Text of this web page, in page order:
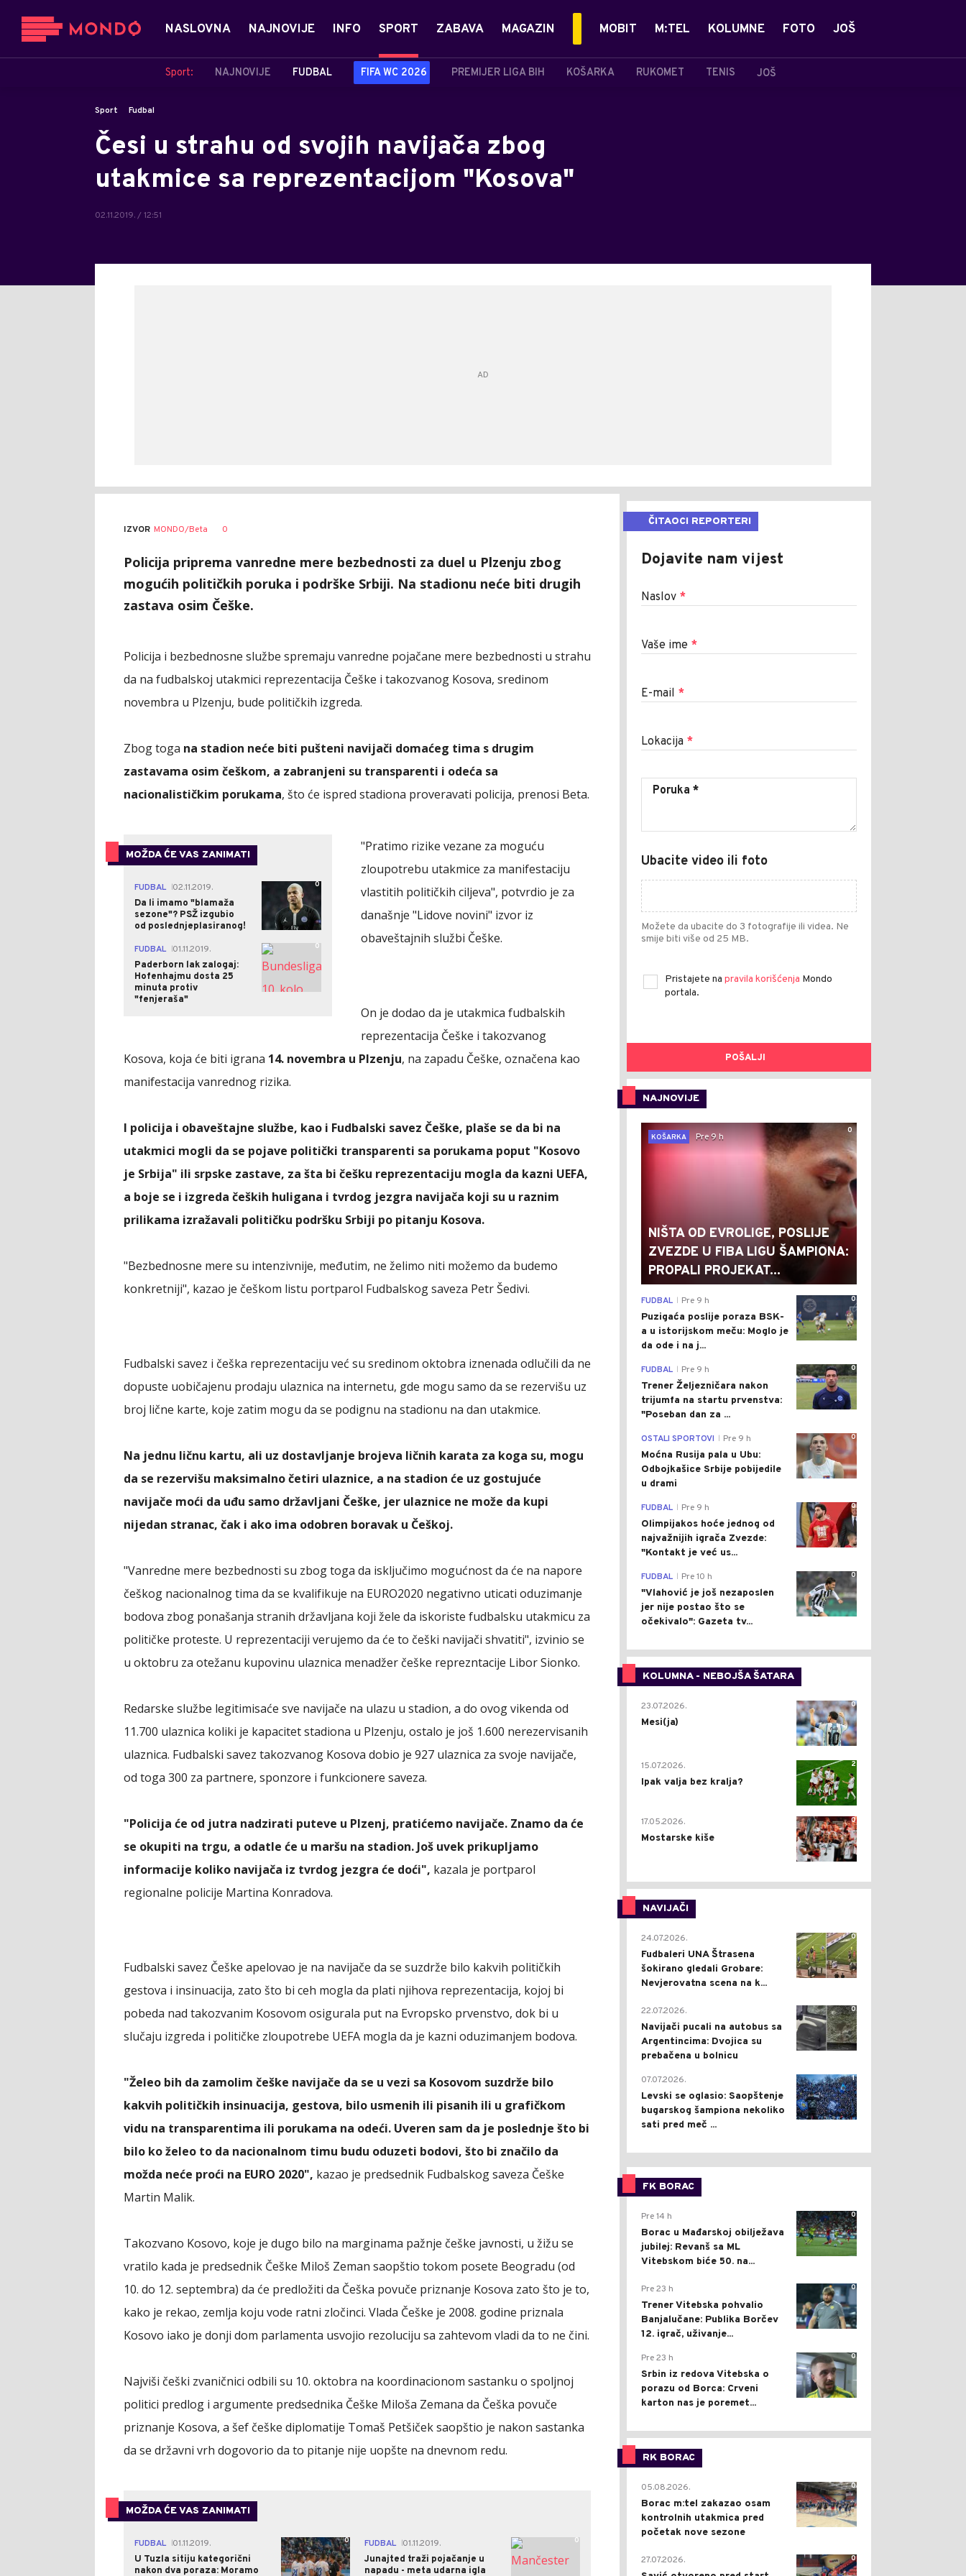
NASLOVNA NAJNOVIJE INFO SPORT
Sport: NAJNOVIJE FUDBAL FIFA WC 2026 PREMIJER LIGA BIH KOŠARKA RUKOMET TENIS JOŠ
ZABAVA MAGAZIN MOBIT M:TEL KOLUMNE FOTO JOŠ
Sport Fudbal
Česi u strahu od svojih navijača zbog
utakmice sa reprezentacijom "Kosova"
02.11.2019. / 12:51
IZVOR MONDO/Beta 0
Policija priprema vanredne mere bezbednosti za duel u Plzenju zbog
mogućih političkih poruka i podrške Srbiji. Na stadionu neće biti drugih
zastava osim Češke.
Policija i bezbednosne službe spremaju vanredne pojačane mere bezbednosti u strahu
da na fudbalskoj utakmici reprezentacija Češke i takozvanog Kosova, sredinom
novembra u Plzenju, bude političkih izgreda.
Zbog toga na stadion neće biti pušteni navijači domaćeg tima s drugim
zastavama osim češkom, a zabranjeni su transparenti i odeća sa
nacionalističkim porukama, što će ispred stadiona proveravati policija, prenosi Beta.
MOŽDA ĆE VAS ZANIMATI
FUDBAL 02.11.2019.
Da li imamo "blamaža
sezone"? PSŽ izgubio
od poslednjeplasiranog!
0
FUDBAL 01.11.2019.
Paderborn lak zalogaj:
Hofenhajmu dosta 25
minuta protiv
"fenjeraša"
0
"Pratimo rizike vezane za moguću
zloupotrebu utakmice za manifestaciju
vlastitih političkih ciljeva", potvrdio je za
današnje "Lidove novini" izvor iz
obaveštajnih službi Češke.
On je dodao da je utakmica fudbalskih
reprezentacija Češke i takozvanog
Kosova, koja će biti igrana 14. novembra u Plzenju, na zapadu Češke, označena kao
manifestacija vanrednog rizika.
I policija i obaveštajne službe, kao i Fudbalski savez Češke, plaše se da bi na
utakmici mogli da se pojave politički transparenti sa porukama poput "Kosovo
je Srbija" ili srpske zastave, za šta bi češku reprezentaciju mogla da kazni UEFA,
a boje se i izgreda čeških huligana i tvrdog jezgra navijača koji su u raznim
prilikama izražavali političku podršku Srbiji po pitanju Kosova.
"Bezbednosne mere su intenzivnije, međutim, ne želimo niti možemo da budemo
konkretniji", kazao je češkom listu portparol Fudbalskog saveza Petr Šedivi.
Fudbalski savez i češka reprezentaciju već su sredinom oktobra iznenada odlučili da ne
dopuste uobičajenu prodaju ulaznica na internetu, gde mogu samo da se rezervišu uz
broj lične karte, koje zatim mogu da se podignu na stadionu na dan utakmice.
Na jednu ličnu kartu, ali uz dostavljanje brojeva ličnih karata za koga su, mogu
da se rezervišu maksimalno četiri ulaznice, a na stadion će uz gostujuće
navijače moći da uđu samo državljani Češke, jer ulaznice ne može da kupi
nijedan stranac, čak i ako ima odobren boravak u Češkoj.
"Vanredne mere bezbednosti su zbog toga da isključimo mogućnost da će na napore
češkog nacionalnog tima da se kvalifikuje na EURO2020 negativno uticati oduzimanje
bodova zbog ponašanja stranih državljana koji žele da iskoriste fudbalsku utakmicu za
političke proteste. U reprezentaciji verujemo da će to češki navijači shvatiti", izvinio se
u oktobru za otežanu kupovinu ulaznica menadžer češke reprezntacije Libor Sionko.
Redarske službe legitimisaće sve navijače na ulazu u stadion, a do ovog vikenda od
11.700 ulaznica koliki je kapacitet stadiona u Plzenju, ostalo je još 1.600 nerezervisanih
ulaznica. Fudbalski savez takozvanog Kosova dobio je 927 ulaznica za svoje navijače,
od toga 300 za partnere, sponzore i funkcionere saveza.
"Policija će od jutra nadzirati puteve u Plzenj, pratićemo navijače. Znamo da će
se okupiti na trgu, a odatle će u maršu na stadion. Još uvek prikupljamo
informacije koliko navijača iz tvrdog jezgra će doći", kazala je portparol
regionalne policije Martina Konradova.
Fudbalski savez Češke apelovao je na navijače da se suzdrže bilo kakvih političkih
gestova i insinuacija, zato što bi ceh mogla da plati njihova reprezentacija, kojoj bi
pobeda nad takozvanim Kosovom osigurala put na Evropsko prvenstvo, dok bi u
slučaju izgreda i političke zloupotrebe UEFA mogla da je kazni oduzimanjem bodova.
"Želeo bih da zamolim češke navijače da se u vezi sa Kosovom suzdrže bilo
kakvih političkih insinuacija, gestova, bilo usmenih ili pisanih ili u grafičkom
vidu na transparentima ili porukama na odeći. Uveren sam da je poslednje što bi
bilo ko želeo to da nacionalnom timu budu oduzeti bodovi, što bi značilo da
možda neće proći na EURO 2020", kazao je predsednik Fudbalskog saveza Češke
Martin Malik.
Takozvano Kosovo, koje je dugo bilo na marginama pažnje češke javnosti, u žižu se
vratilo kada je predsednik Češke Miloš Zeman saopštio tokom posete Beogradu (od
10. do 12. septembra) da će predložiti da Češka povuče priznanje Kosova zato što je to,
kako je rekao, zemlja koju vode ratni zločinci. Vlada Češke je 2008. godine priznala
Kosovo iako je donji dom parlamenta usvojio rezoluciju sa zahtevom vladi da to ne čini.
Najviši češki zvaničnici odbili su 10. oktobra na koordinacionom sastanku o spoljnoj
politici predlog i argumente predsednika Češke Miloša Zemana da Češka povuče
priznanje Kosova, a šef češke diplomatije Tomaš Petšiček saopštio je nakon sastanka
da se državni vrh dogovorio da to pitanje nije uopšte na dnevnom redu.
MOŽDA ĆE VAS ZANIMATI
FUDBAL 01.11.2019.
U Tuzla sitiju kategorični
nakon dva poraza: Moramo
0 FUDBAL 01.11.2019.
Junajted traži pojačanje u
napadu - meta udarna igla
0
ČITAOCI REPORTERI
Dojavite nam vijest
Naslov *
Vaše ime *
E-mail *
Lokacija *
Ubacite video ili foto
Možete da ubacite do 3 fotografije ili videa. Ne
smije biti više od 25 MB.
Pristajete na pravila korišćenja Mondo
portala.
POŠALJI
NAJNOVIJE
0
KOŠARKA
Pre 9 h
NIŠTA OD EVROLIGE, POSLIJE
ZVEZDE U FIBA LIGU ŠAMPIONA:
PROPALI PROJEKAT...
0
FUDBAL Pre 9 h
Puzigaća poslije poraza BSK-
a u istorijskom meču: Moglo je
da ode i na j...
0
FUDBAL Pre 9 h
Trener Željezničara nakon
trijumfa na startu prvenstva:
"Poseban dan za ...
0
OSTALI SPORTOVI Pre 9 h
Moćna Rusija pala u Ubu:
Odbojkašice Srbije pobijedile
u drami
0
FUDBAL Pre 9 h
Olimpijakos hoće jednog od
najvažnijih igrača Zvezde:
"Kontakt je već us...
0
FUDBAL Pre 10 h
"Vlahović je još nezaposlen
jer nije postao što se
očekivalo": Gazeta tv...
KOLUMNA - NEBOJŠA ŠATARA
0
23.07.2026.
Mesi(ja)
2
15.07.2026.
Ipak valja bez kralja?
0
17.05.2026.
Mostarske kiše
NAVIJAČI
0
24.07.2026.
Fudbaleri UNA Štrasena
šokirano gledali Grobare:
Nevjerovatna scena na k...
0
22.07.2026.
Navijači pucali na autobus sa
Argentincima: Dvojica su
prebačena u bolnicu
1
07.07.2026.
Levski se oglasio: Saopštenje
bugarskog šampiona nekoliko
sati pred meč ...
FK BORAC
0
Pre 14 h
Borac u Mađarskoj obilježava
jubilej: Revanš sa ML
Vitebskom biće 50. na...
0
Pre 23 h
Trener Vitebska pohvalio
Banjalučane: Publika Borčev
12. igrač, uživanje...
0
Pre 23 h
Srbin iz redova Vitebska o
porazu od Borca: Crveni
karton nas je poremet...
RK BORAC
0
05.08.2026.
Borac m:tel zakazao osam
kontrolnih utakmica pred
početak nove sezone
0
27.07.2026.